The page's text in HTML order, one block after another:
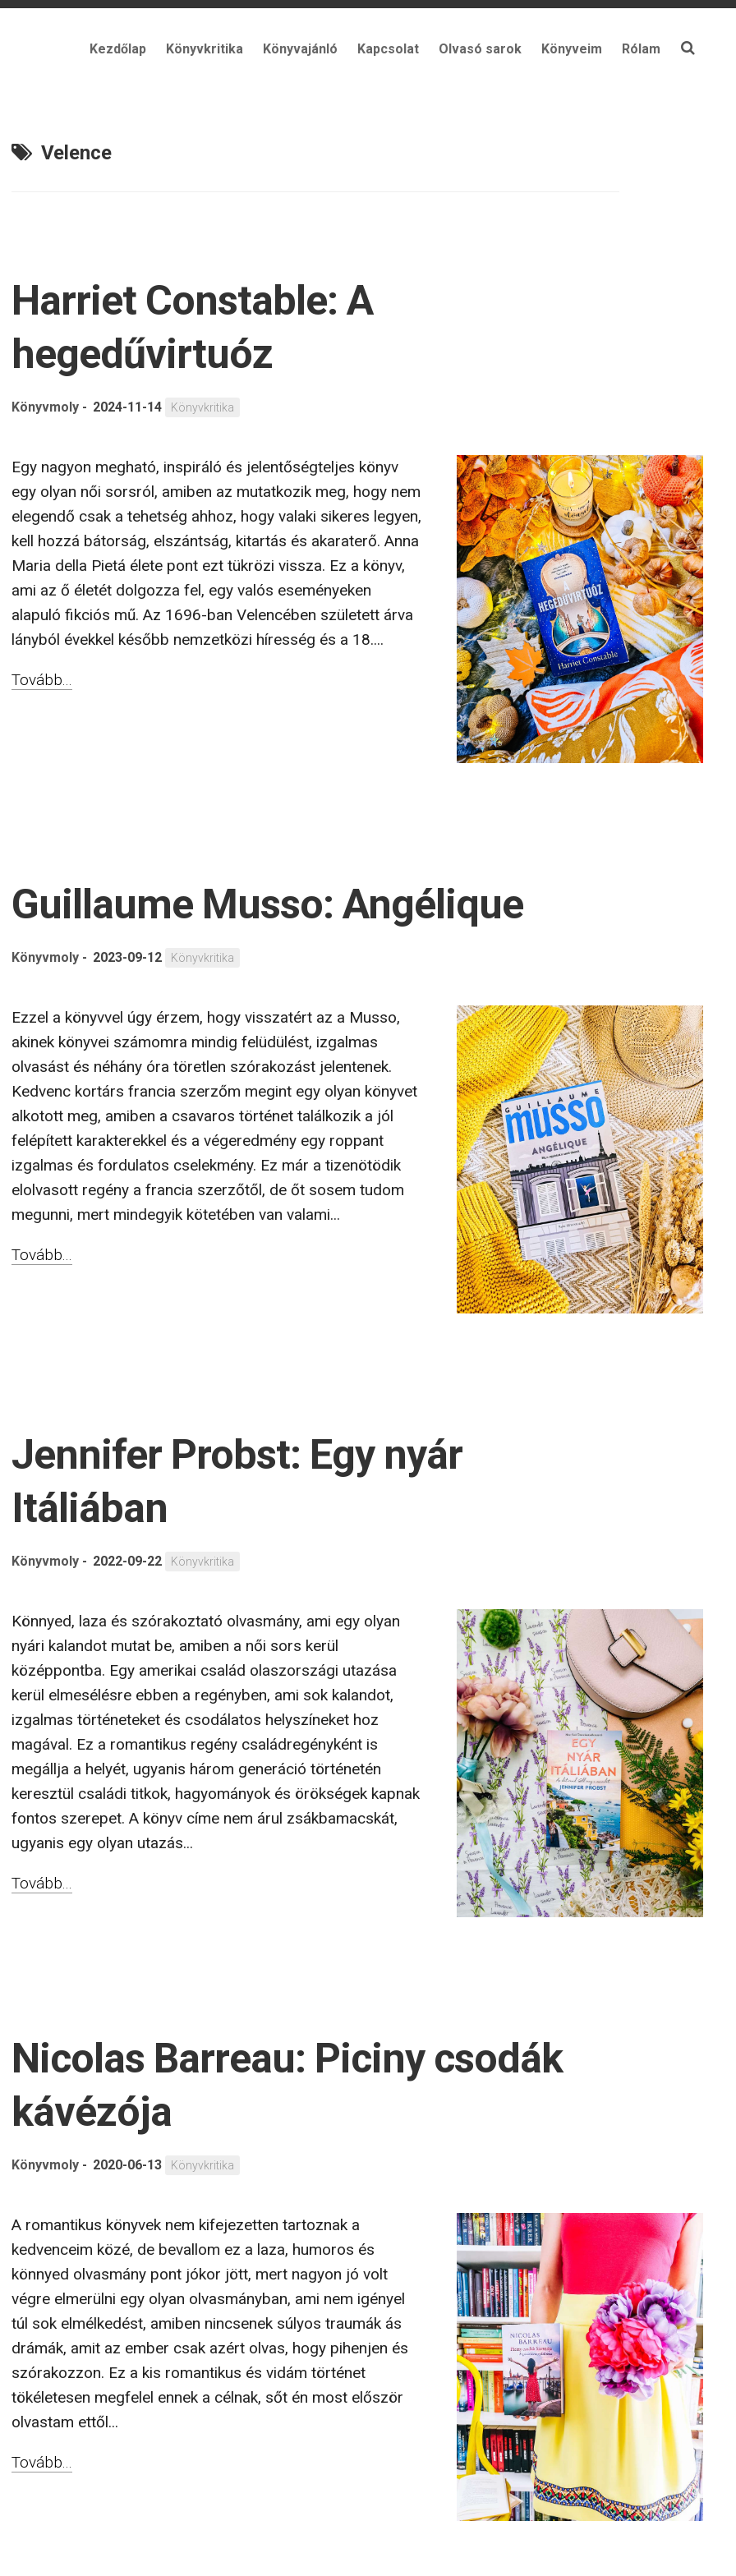
Kezdőlap Könyvkritika Könyvajánló Kapcsolat Olvasó sarok Könyveim Rólam
Velence
Harriet Constable: A
hegedűvirtuóz
Könyvmoly - 2024-11-14 Könyvkritika
Egy nagyon megható, inspiráló és jelentőségteljes könyv
egy olyan női sorsról, amiben az mutatkozik meg, hogy nem
elegendő csak a tehetség ahhoz, hogy valaki sikeres legyen,
kell hozzá bátorság, elszántság, kitartás és akaraterő. Anna
Maria della Pietá élete pont ezt tükrözi vissza. Ez a könyv,
ami az ő életét dolgozza fel, egy valós eseményeken
alapuló fikciós mű. Az 1696-ban Velencében született árva
lányból évekkel később nemzetközi híresség és a 18....
Tovább...
Guillaume Musso: Angélique
Könyvmoly - 2023-09-12 Könyvkritika
Ezzel a könyvvel úgy érzem, hogy visszatért az a Musso,
akinek könyvei számomra mindig felüdülést, izgalmas
olvasást és néhány óra töretlen szórakozást jelentenek.
Kedvenc kortárs francia szerzőm megint egy olyan könyvet
alkotott meg, amiben a csavaros történet találkozik a jól
felépített karakterekkel és a végeredmény egy roppant
izgalmas és fordulatos cselekmény. Ez már a tizenötödik
elolvasott regény a francia szerzőtől, de őt sosem tudom
megunni, mert mindegyik kötetében van valami...
Tovább...
Jennifer Probst: Egy nyár
Itáliában
Könyvmoly - 2022-09-22 Könyvkritika
Könnyed, laza és szórakoztató olvasmány, ami egy olyan
nyári kalandot mutat be, amiben a női sors kerül
középpontba. Egy amerikai család olaszországi utazása
kerül elmesélésre ebben a regényben, ami sok kalandot,
izgalmas történeteket és csodálatos helyszíneket hoz
magával. Ez a romantikus regény családregényként is
megállja a helyét, ugyanis három generáció történetén
keresztül családi titkok, hagyományok és örökségek kapnak
fontos szerepet. A könyv címe nem árul zsákbamacskát,
ugyanis egy olyan utazás...
Tovább...
Nicolas Barreau: Piciny csodák
kávézója
Könyvmoly - 2020-06-13 Könyvkritika
A romantikus könyvek nem kifejezetten tartoznak a
kedvenceim közé, de bevallom ez a laza, humoros és
könnyed olvasmány pont jókor jött, mert nagyon jó volt
végre elmerülni egy olyan olvasmányban, ami nem igényel
túl sok elmélkedést, amiben nincsenek súlyos traumák ás
drámák, amit az ember csak azért olvas, hogy pihenjen és
szórakozzon. Ez a kis romantikus és vidám történet
tökéletesen megfelel ennek a célnak, sőt én most először
olvastam ettől...
Tovább...